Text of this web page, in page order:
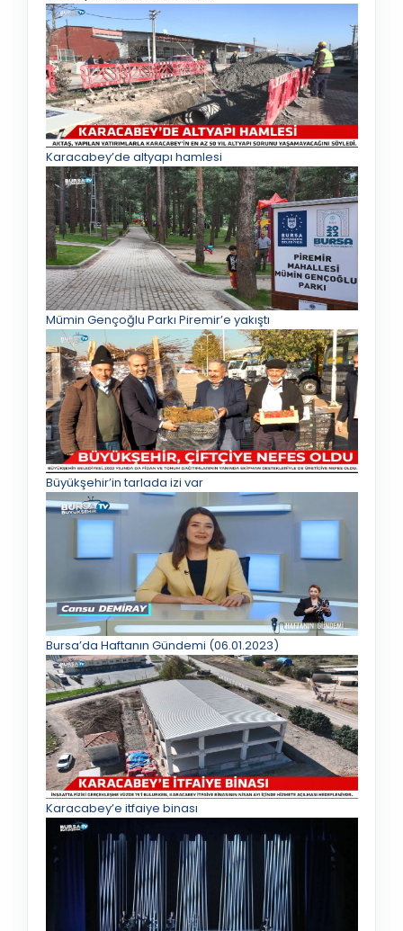
Karacabey’de altyapı hamlesi
Mümin Gençoğlu Parkı Piremir’e yakıştı
Büyükşehir’in tarlada izi var
Bursa’da Haftanın Gündemi (06.01.2023)
Karacabey’e itfaiye binası